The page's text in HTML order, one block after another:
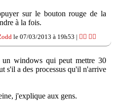
sur le bouton rouge de la
à la fois.
le 07/03/2013 à 19h53 | 👍🏽 👎🏽
windows qui peut mettre 30
s'il a des processus qu'il n'arrive
j'explique aux gens.